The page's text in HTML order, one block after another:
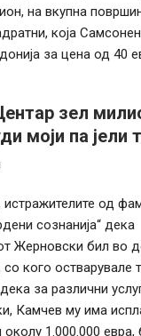
на вкупна
која
за цена од 40
зел
моји па јели
истражителите од
сознанија“ дека
Жерновски бил во
кого остварувале
за различни
Камчев му има
околу 1.000.000